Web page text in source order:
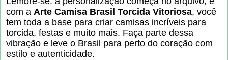
com a Arte Camisa Brasil Torcida Vitoriosa, você
tem toda a base para criar camisas incríveis para
torcida, festas e muito mais. Faça parte dessa
vibração e leve o Brasil para perto do coração com
estilo e autenticidade.